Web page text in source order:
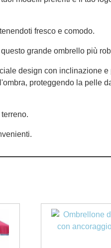
fresco e comodo.
grande ombrello più
design con inclinazione e
proteggendo la pelle